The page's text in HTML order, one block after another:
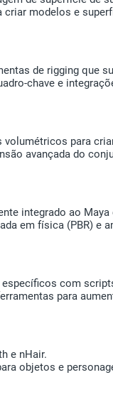
criar modelos e
de rigging que
chave e
para
avançada do
integrado ao
em física (PBR) e
com
para
e nHair.
objetos e